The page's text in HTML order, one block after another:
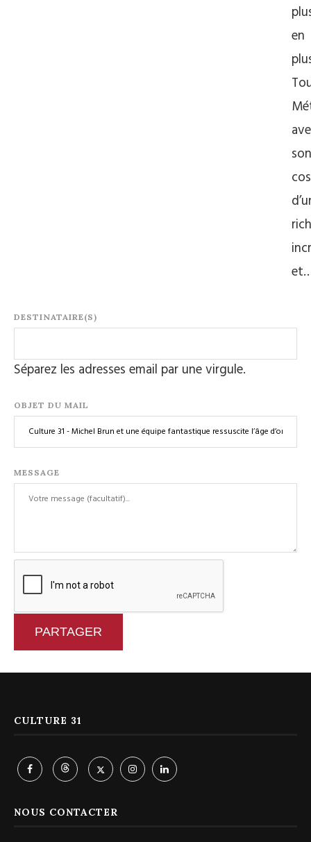
en
son
DESTINATAIRE(S)
Séparez les adresses email par une virgule.
OBJET DU MAIL
MESSAGE
PARTAGER
CULTURE 31
NOUS CONTACTER